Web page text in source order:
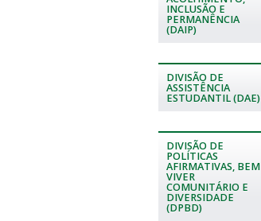
INCLUSÃO E
PERMANÊNCIA
(DAIP)
DIVISÃO DE
ASSISTÊNCIA
ESTUDANTIL (DAE)
DIVISÃO DE
POLÍTICAS
AFIRMATIVAS, BEM
VIVER
COMUNITÁRIO E
DIVERSIDADE
(DPBD)